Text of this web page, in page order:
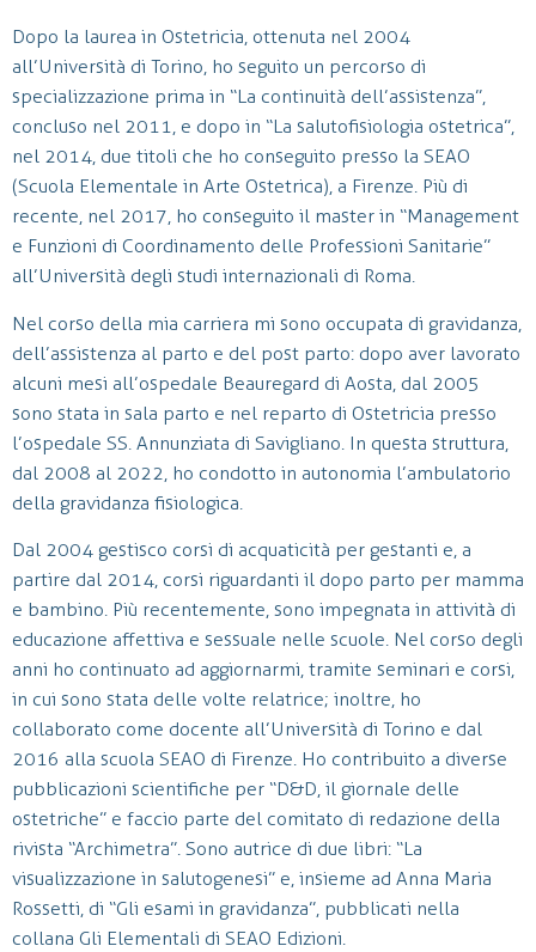
Dopo la laurea in Ostetricia, ottenuta nel 2004
all’Università di Torino, ho seguito un percorso di
specializzazione prima in “La continuità dell’assistenza”,
concluso nel 2011, e dopo in “La salutofisiologia ostetrica”,
nel 2014, due titoli che ho conseguito presso la SEAO
(Scuola Elementale in Arte Ostetrica), a Firenze. Più di
recente, nel 2017, ho conseguito il master in “Management
e Funzioni di Coordinamento delle Professioni Sanitarie”
all’Università degli studi internazionali di Roma.
Nel corso della mia carriera mi sono occupata di gravidanza,
dell’assistenza al parto e del post parto: dopo aver lavorato
alcuni mesi all’ospedale Beauregard di Aosta, dal 2005
sono stata in sala parto e nel reparto di Ostetricia presso
l’ospedale SS. Annunziata di Savigliano. In questa struttura,
dal 2008 al 2022, ho condotto in autonomia l’ambulatorio
della gravidanza fisiologica.
Dal 2004 gestisco corsi di acquaticità per gestanti e, a
partire dal 2014, corsi riguardanti il dopo parto per mamma
e bambino. Più recentemente, sono impegnata in attività di
educazione affettiva e sessuale nelle scuole. Nel corso degli
anni ho continuato ad aggiornarmi, tramite seminari e corsi,
in cui sono stata delle volte relatrice; inoltre, ho
collaborato come docente all’Università di Torino e dal
2016 alla scuola SEAO di Firenze. Ho contribuito a diverse
pubblicazioni scientifiche per “D&D, il giornale delle
ostetriche” e faccio parte del comitato di redazione della
rivista “Archimetra”. Sono autrice di due libri: “La
visualizzazione in salutogenesi” e, insieme ad Anna Maria
Rossetti, di “Gli esami in gravidanza”, pubblicati nella
collana Gli Elementali di SEAO Edizioni.